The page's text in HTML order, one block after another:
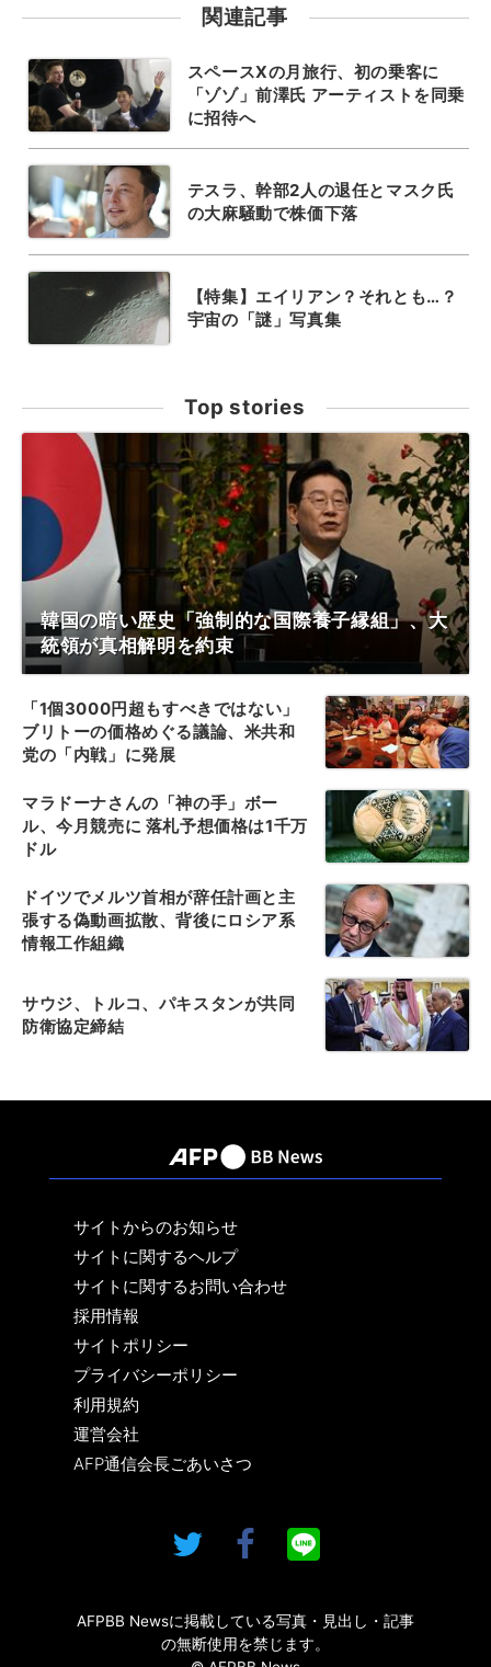
関連記事
スペースXの月旅行、初の乗客に
「ゾゾ」前澤氏 アーティストを同乗
に招待へ
テスラ、幹部2人の退任とマスク氏
の大麻騒動で株価下落
【特集】エイリアン？それとも…？
宇宙の「謎」写真集
Top stories
韓国の暗い歴史「強制的な国際養子縁組」、大
統領が真相解明を約束
「1個3000円超もすべきではない」
ブリトーの価格めぐる議論、米共和
党の「内戦」に発展
マラドーナさんの「神の手」ボー
ル、今月競売に 落札予想価格は1千万
ドル
ドイツでメルツ首相が辞任計画と主
張する偽動画拡散、背後にロシア系
情報工作組織
サウジ、トルコ、パキスタンが共同
防衛協定締結
サイトからのお知らせ
サイトに関するヘルプ
サイトに関するお問い合わせ
採用情報
サイトポリシー
プライバシーポリシー
利用規約
運営会社
AFP通信会長ごあいさつ
AFPBB Newsに掲載している写真・見出し・記事
の無断使用を禁じます。